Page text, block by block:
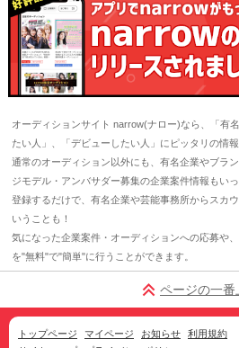
オーディションサイト narrow(ナロー)なら、「有
たい人」、「デビューしたい人」にピッタリの情報
通常のオーディション以外にも、有名企業やブラ
ジモデル・アンバサダー募集の企業案件情報もいっ
登録するだけで、有名企業や芸能事務所からスカ
いうことも！
気になった企業案件・オーディションへの応募や
を"無料"で"簡単"に行うことができます。
ページの一番
トップページ マイページ お知らせ
利用規約